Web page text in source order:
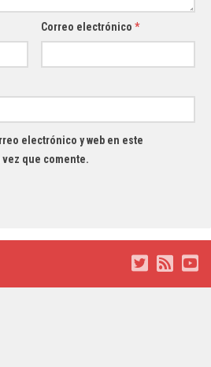
Correo electrónico*
electrónico y web en este
vez que comente.